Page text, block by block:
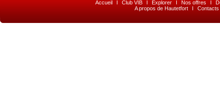
Accueil I Club VIB I Explorer I Nos offres I
A propos de Hautetfort
I Contacts